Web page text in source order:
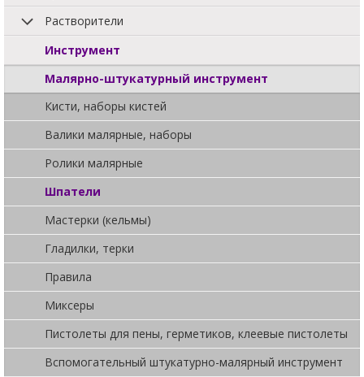
Растворители
Инструмент
Малярно-штукатурный инструмент
Кисти, наборы кистей
Валики малярные, наборы
Ролики малярные
Шпатели
Мастерки (кельмы)
Гладилки, терки
Правила
Миксеры
Пистолеты для пены, герметиков, клеевые пистолеты
Вспомогательный штукатурно-малярный инструмент